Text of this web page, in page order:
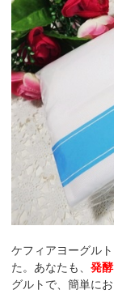
ケフィアヨーグル
た。あなたも、発
グルトで、簡単に